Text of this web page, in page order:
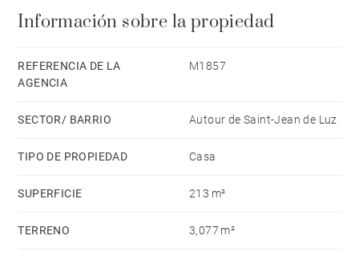
amplio salón-comedor con chimenea que se abre a
dormitorios —uno de ellos con balcón—, un baño
completo y un cuarto de ducha.
En la planta superior, cuatro dormitorios adicionales,
mezzanine completan la zona de descanso.
El sótano incluye un amplio garaje, una lavandería, un
taller, una sala de calderas, así como el cuarto técnico
Información sobre la propiedad
REFERENCIA DE LA
AGENCIA
M1857
SECTOR/ BARRIO Autour de Saint-Jean de Luz
TIPO DE PROPIEDAD Casa
SUPERFICIE 213 m²
TERRENO 3,077 m²